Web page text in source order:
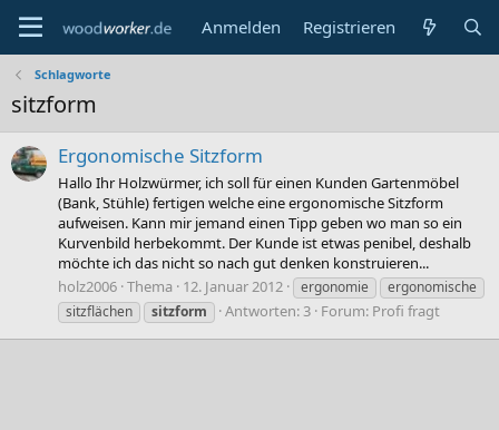
Anmelden Registrieren
Schlagworte
sitzform
Ergonomische Sitzform
Hallo Ihr Holzwürmer, ich soll für einen Kunden Gartenmöbel
(Bank, Stühle) fertigen welche eine ergonomische Sitzform
aufweisen. Kann mir jemand einen Tipp geben wo man so ein
Kurvenbild herbekommt. Der Kunde ist etwas penibel, deshalb
möchte ich das nicht so nach gut denken konstruieren...
holz2006 Thema 12. Januar 2012 ergonomie
ergonomische
sitzflächen
sitzform Antworten: 3 Forum: Profi fragt